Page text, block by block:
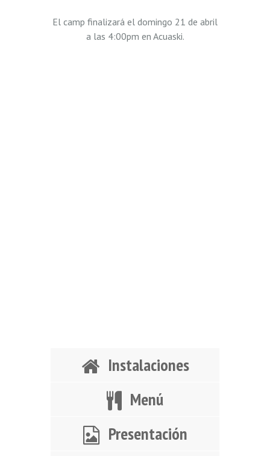
El camp finalizará el domingo 21 de abril
a las 4:00pm en Acuaski.
Instalaciones
Menú
Presentación